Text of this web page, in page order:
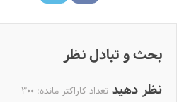
بحث و تبادل نظر
نظر دهید تعداد کاراکتر مانده: 300